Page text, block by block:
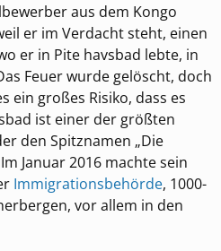
aus dem Kongo
er im Verdacht steht, einen
er in Pite havsbad lebte, in
Feuer wurde gelöscht, doch
ein großes Risiko, dass es
ist einer der größten
den Spitznamen „Die
Januar 2016 machte sein
Immigrationsbehörde, 1000-
vor allem in den